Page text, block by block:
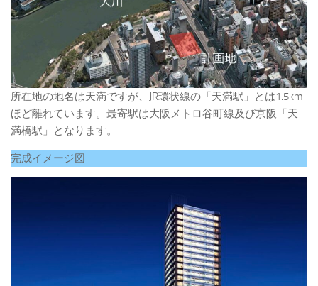
所在地の地名は天満ですが、JR環状線の「天満駅」とは1.5km
ほど離れています。最寄駅は大阪メトロ谷町線及び京阪「天
満橋駅」となります。
完成イメージ図